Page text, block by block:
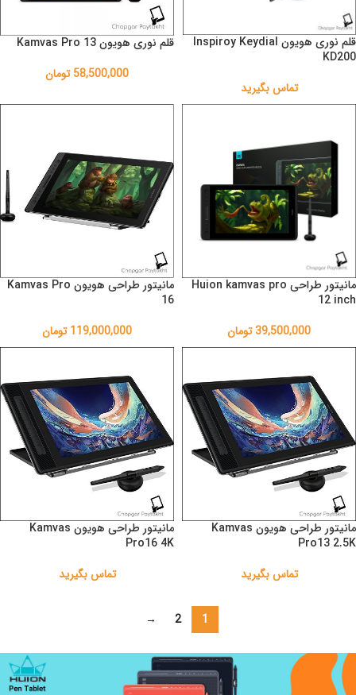
قلم نوری هویون Inspiroy Keydial
KD200
تماس بگیرید
قلم نوری هویون Kamvas Pro 13
58,500,000 تومان
مانیتور طراحی Huion kamvas pro
12 inch
39,500,000تومان
مانیتور طراحی هویون Kamvas Pro
16
119,000,000 تومان
مانیتور طراحی هویون Kamvas
Pro13 2.5K
تماس بگیرید
مانیتور طراحی هویون Kamvas
Pro16 4K
تماس بگیرید
1
2
→